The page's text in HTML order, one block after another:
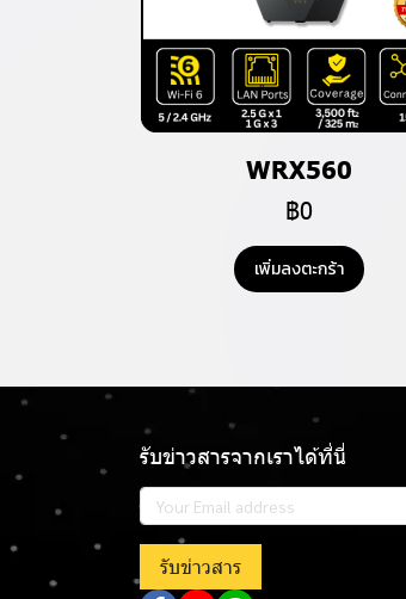
WRX560
฿0
เพิ่มลงตะกร้า
รับข่าวสารจากเราได้ที่นี่
รับข่าวสาร